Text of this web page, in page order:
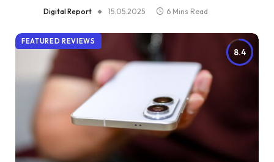
Digital Report 15.05.2025 6 Mins Read
8.4
FEATURED REVIEWS